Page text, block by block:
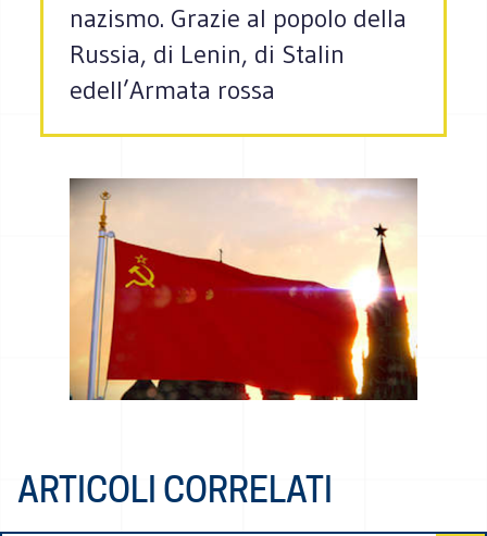
nazismo. Grazie al popolo della
Russia, di Lenin, di Stalin
edell’Armata rossa
ARTICOLI CORRELATI